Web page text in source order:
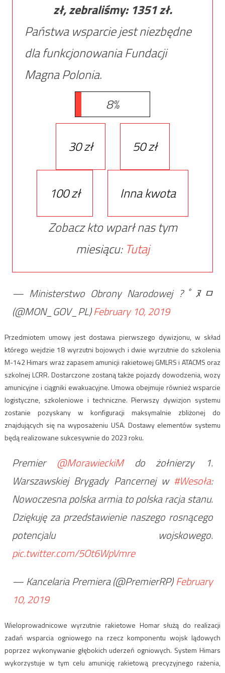
zł, zebraliśmy: 1351zł.
Państwa wsparcie jest niezbędne
dla funkcjonowania Fundacji
Magna Polonia.
8%
30 zł 50 zł
100 zł
Inna kwota
Zobacz kto wparł nas tym
miesiącu: Tutaj
— Ministerstwo Obrony Narodowej ?￰ﾟﾇﾱ
(@MON_GOV_PL)February 10, 2019
Przedmiotem umowy jest dostawa pierwszego dywizjonu, w skład
którego wejdzie 18 wyrzutni bojowych i dwie wyrzutnie do szkolenia
M-142 Himars wraz zapasem amunicji rakietowej GMLRS i ATACMS oraz
szkolnej LCRR. Dostarczone zostaną także pojazdy dowodzenia, wozy
amunicyjne i ciągniki ewakuacyjne. Umowa obejmuje również wsparcie
logistyczne, szkoleniowe i techniczne. Pierwszy dywizjon systemu
zostanie pozyskany w konfiguracji maksymalnie zbliżonej do
znajdujących się na wyposażeniu USA. Dostawy elementów systemu
będą realizowane sukcesywnie do 2023 roku.
Premier @MorawieckiMdo żołnierzy 1.
Warszawskiej Brygady Pancernej w #Wesoła:
Nowoczesna polska armia to polska racja stanu.
Dziękuję za przedstawienie naszego rosnącego
potencjalu wojskowego.
pic.twitter.com/5Ot6WpVmre
— Kancelaria Premiera (@PremierRP)February
10, 2019
Wieloprowadnicowe wyrzutnie rakietowe Homar służą do realizacji
zadań wsparcia ogniowego na rzecz komponentu wojsk lądowych
poprzez wykonywanie głębokich uderzeń ogniowych. System Himars
wykorzystuje w tym celu amunicję rakietową precyzyjnego rażenia,